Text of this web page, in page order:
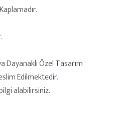
Özel Tasarım
Edilmektedir.
alabilirsiniz.